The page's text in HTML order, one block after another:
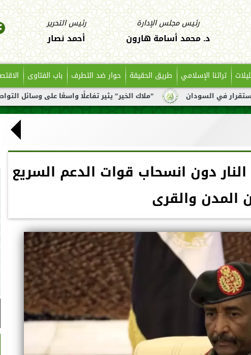
رئيس مجلس الإدارة
د. محمد أسامة هارون
رئيس التحرير
أحمد نصار
تراثنا الإسلامي طريق الحقيقة حوار ضد التطرف باب الفتاوى
”ملاك الخير” يثير تفاعلًا واسعًا على وسائل التواصل بعد
دون انسحاب قوات الدعم السريع
المدن والقرى